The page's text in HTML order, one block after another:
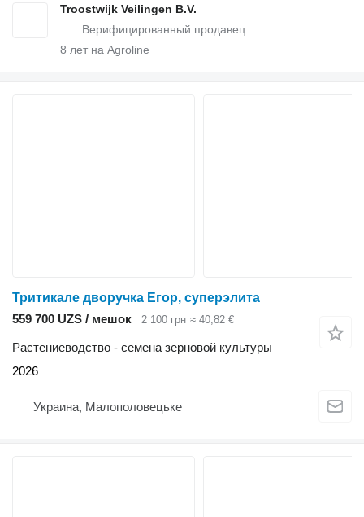
Troostwijk Veilingen B.V.
8 лет на Agroline
Тритикале дворучка Егор, суперэлита
559 700 UZS / мешок
2 100 грн ≈ 40,82 €
Растениеводство - семена зерновой культуры
2026
Украина, Малополовецьке